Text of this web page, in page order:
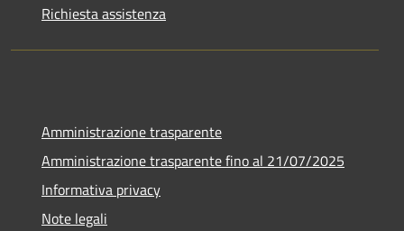
Richiesta assistenza
Amministrazione trasparente
Amministrazione trasparente fino al 21/07/2025
Informativa privacy
Note legali